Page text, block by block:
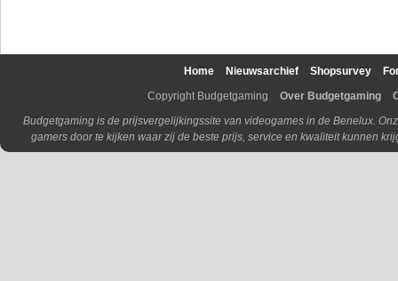
Home Nieuwsarchief Shopsurvey
Copyright Budgetgaming
Over Budgetgaming
Budgetgaming is de prijsvergelijkingssite van videogames in de Benelux.
gamers door te kijken waar zij de beste prijs, service en kwaliteit kunnen